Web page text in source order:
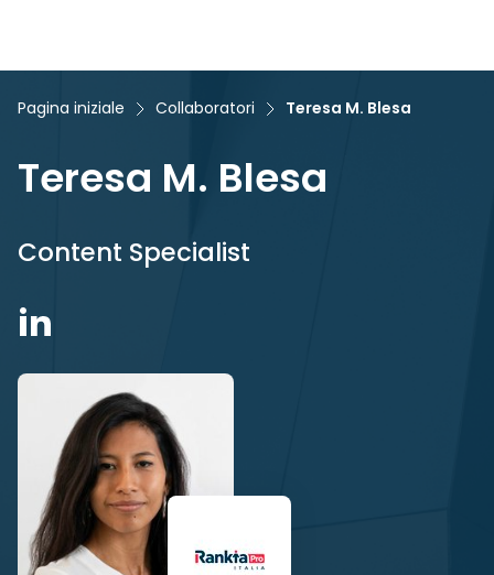
Pagina iniziale Collaboratori Teresa M. Blesa
Teresa M. Blesa
Content Specialist